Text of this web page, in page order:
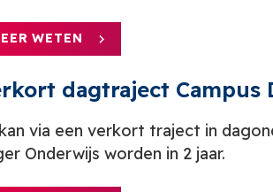
WETEN
dagtraject Campus
via een verkort traject in
Onderwijs worden in 2 jaar.